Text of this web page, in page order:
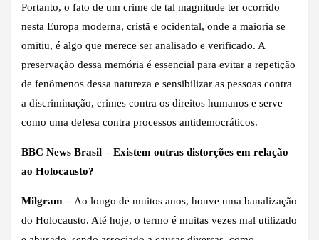
Portanto, o fato de um crime de tal magnitude ter ocorrido
nesta Europa moderna, cristã e ocidental, onde a maioria se
omitiu, é algo que merece ser analisado e verificado. A
preservação dessa memória é essencial para evitar a repetição
de fenômenos dessa natureza e sensibilizar as pessoas contra
a discriminação, crimes contra os direitos humanos e serve
como uma defesa contra processos antidemocráticos.
BBC News Brasil – Existem outras distorções em relação
ao Holocausto?
Milgram – Ao longo de muitos anos, houve uma banalização
do Holocausto. Até hoje, o termo é muitas vezes mal utilizado